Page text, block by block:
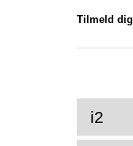
Tilmeld dig
i2